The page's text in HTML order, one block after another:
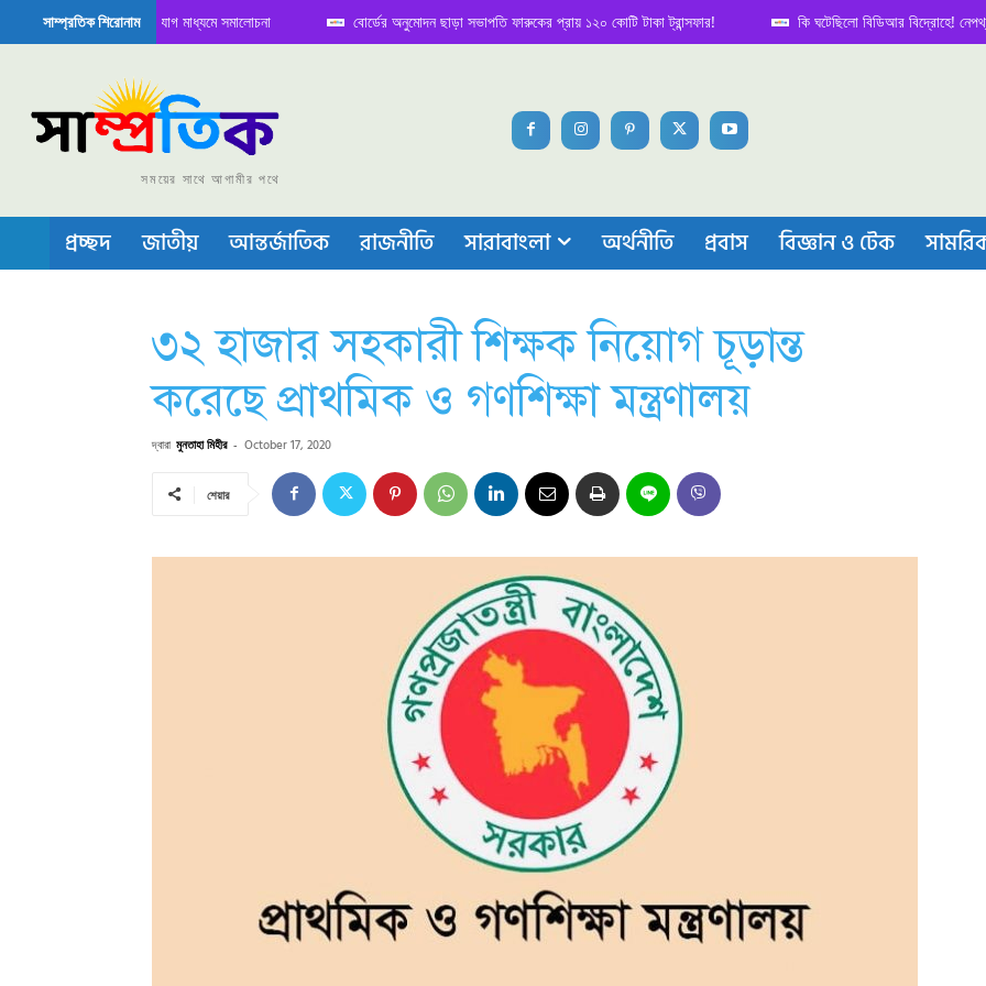
সাম্প্রতিক শিরোনাম
নিয়ে সামাজিক যোগাযোগ মাধ্যমে সমালোচনা বোর্ডের অনুমোদন ছাড়া সভাপতি ফারুকের প্রায় ১২০ কোটি টাকা ট্রান্সফার! কি ঘটেছিলো বিডিআর বিদ্রোহে! নেপথ্য
বা চীপ তৈরিতে নিজের শক্ত অবস্থান জানান দিচ্ছে চীন
সময়ের সাথে আগামীর পথে
প্রচ্ছদ জাতীয় আন্তর্জাতিক রাজনীতি সারাবাংলা অর্থনীতি প্রবাস বিজ্ঞান ও টেক
৩২ হাজার সহকারী শিক্ষক নিয়োগ চূড়ান্ত
করেছে প্রাথমিক ও গণশিক্ষা মন্ত্রণালয়
দ্বারা মুনতাহা মিহীর - October 17, 2020
শেয়ার